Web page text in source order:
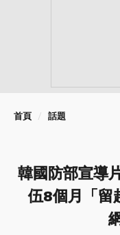
首頁 話題
韓國防部宣導
伍8個月「留